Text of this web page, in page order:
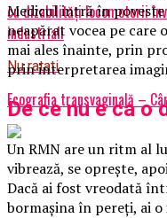
cu dizabilități locomotorii
industriali
Nu ratati
Ecografia transvaginală –
Medicul intră în
neapărat vocea pe care
mai ales înainte, prin
prin interpretarea
De ce nu e ca o
Un RMN are un ritm al
vibrează, se oprește,
Dacă ai fost vreodată
bormașina în pereți, ai